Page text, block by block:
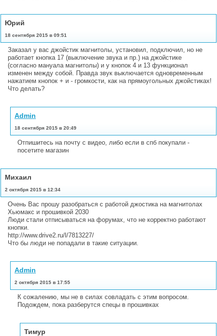
Юрий
18 сентября 2015 в 09:51
Заказал у вас джойстик магнитолы, установил, подключил, но не
работает кнопка 17 (выключение звука и пр.) на джойстике
(согласно мануала магнитолы) и у кнопок 4 и 13 функционал
изменен между собой. Правда звук выключается одновременным
нажатием кнопок + и - громкости, как на прямоугольных джойстиках!
Что делать?
Admin
18 сентября 2015 в 20:49
Отпишитесь на почту с видео, либо если в спб покупали -
посетите магазин
Михаил
2 октября 2015 в 12:34
Очень Вас прошу разобраться с работой джостика на магнитолах
Хьюмакс и прошивкой 2030
Люди стали отписываться на форумах, что не корректно работают
кнопки.
http://www.drive2.ru/l/7813227/
Что бы люди не попадали в такие ситуации.
Admin
2 октября 2015 в 17:55
К сожалению, мы не в силах совладать с этим вопросом.
Подождем, пока разберутся спецы в прошивках
Тимур